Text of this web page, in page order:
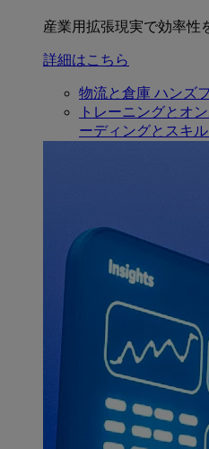
産業用拡張現実で効率性
詳細はこちら
物流と倉庫 ハンズ
トレーニングとオ
ーディングとスキ